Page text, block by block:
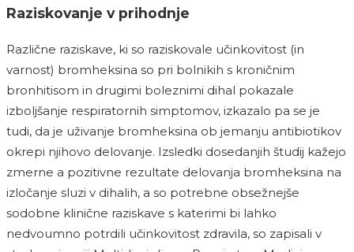
Raziskovanje v prihodnje
Različne raziskave, ki so raziskovale učinkovitost (in
varnost) bromheksina so pri bolnikih s kroničnim
bronhitisom in drugimi boleznimi dihal pokazale
izboljšanje respiratornih simptomov, izkazalo pa se je
tudi, da je uživanje bromheksina ob jemanju antibiotikov
okrepi njihovo delovanje. Izsledki dosedanjih študij kažejo
zmerne a pozitivne rezultate delovanja bromheksina na
izločanje sluzi v dihalih, a so potrebne obsežnejše
sodobne klinične raziskave s katerimi bi lahko
nedvoumno potrdili učinkovitost zdravila, so zapisali v